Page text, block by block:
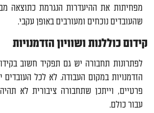
מפחיתות את ההיעדרות הנגרמת כתוצאה
שהעובדים נוכחים ומעורבים באופן עקבי.
קידום כוללנות ושוויון הזדמנויות
לפתרונות תחבורה יש גם תפקיד חשוב
הזדמנויות במקום העבודה. לא לכל העובדים
פרטיים, וייתכן שתחבורה ציבורית לא
עבור כולם.